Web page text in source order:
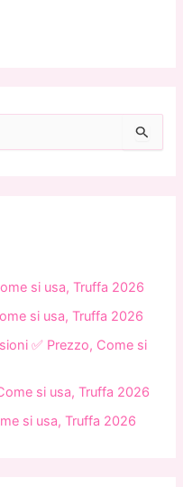
si usa, Truffa 2026
si usa, Truffa 2026
✅ Prezzo, Come si
si usa, Truffa 2026
si usa, Truffa 2026